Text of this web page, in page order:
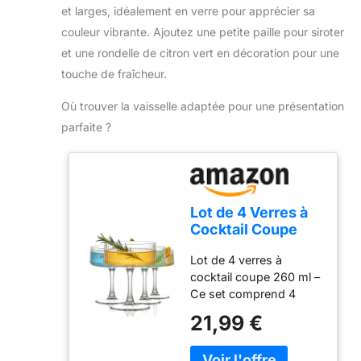
Emballé dans une boîte
élégante, ce kit complet
est un cadeau parfait
pour les amateurs de
débutant ou
de boissons créatives
et larges, idéalement en verre pour apprécier sa
couleur vibrante. Ajoutez une petite paille pour siroter
et une rondelle de citron vert en décoration pour une
touche de fraîcheur.
Où trouver la vaisselle adaptée pour une présentation
parfaite ?
Lot de 4 Verres à
Cocktail Coupe
Martini Striés
Vintage, Coupes à
Champagne et
Verres Espresso
Martini sur Pied,
Verres Côtelés
Lot de 4 verres à
cocktail coupe 260 ml –
Ce set comprend 4
format coupe, avec une
capacité de 260 ml
21,99 €